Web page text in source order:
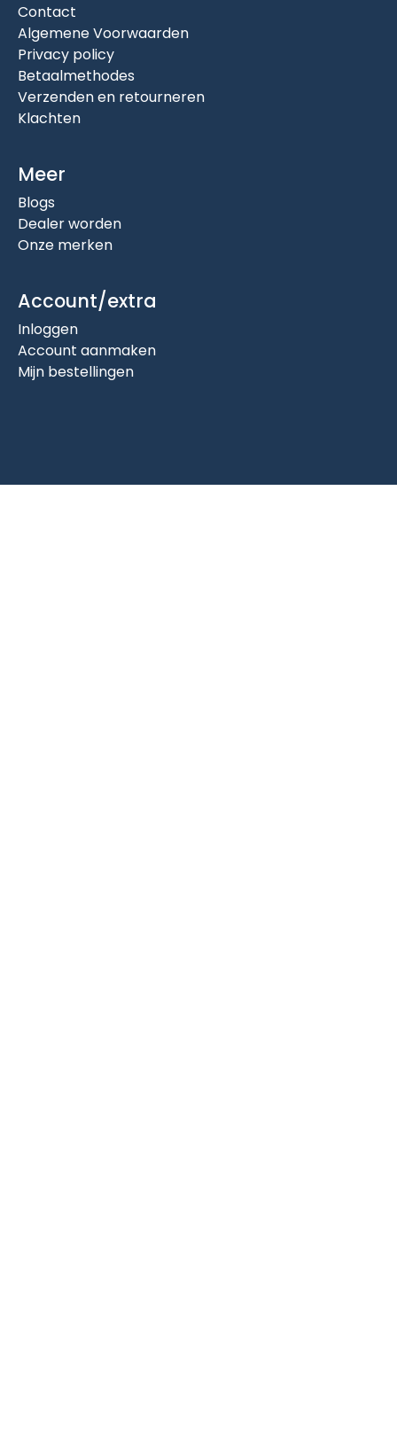
Contact
Algemene Voorwaarden
Privacy policy
Betaalmethodes
Verzenden en retourneren
Klachten
Meer
Blogs
Dealer worden
Onze merken
Account/extra
Inloggen
Account aanmaken
Mijn bestellingen